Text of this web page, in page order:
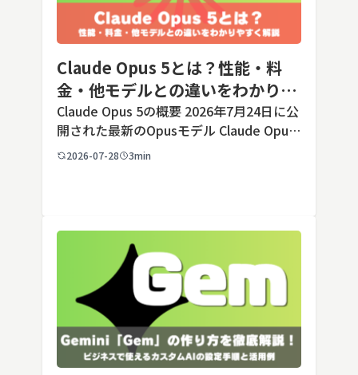
Claude Opus 5とは？性能・料
金・他モデルとの違いをわかりや
すく解説
Claude Opus 5の概要 2026年7月24日に公
開された最新のOpusモデル Claude Opus
5は、米国のAI企業Anthropic（アンソロピ
2026-07-28 3min